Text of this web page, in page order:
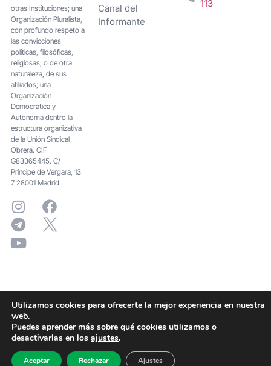
otras Instituciones; una
Organización Pluralista,
con profundo respeto a
las convicciones
políticas, filosóficas,
religiosas, o de otra
naturaleza, de sus
afiliados; una
Organización
Democrática y
Autónoma dentro la
estructura organizativa
de la Unión Sindical
Obrera. CIF
G83365445. C/
Principe de Vergara, 13
7 28001 Madrid.
Canal del
Informante
113
Utilizamos cookies para ofrecerte la mejor experiencia en nuestra
web.
Puedes aprender más sobre qué cookies utilizamos o
desactivarlas en los ajustes.
Aceptar Rechazar Ajustes